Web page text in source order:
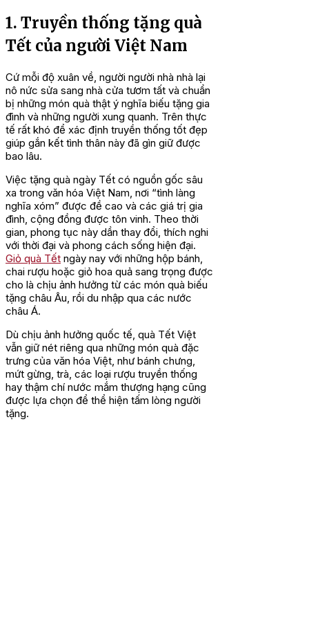
1. Truyền thống tặng quà
Tết của người Việt Nam
Cứ mỗi độ xuân về, người người nhà nhà lại
nô nức sửa sang nhà cửa tươm tất và chuẩn
bị những món quà thật ý nghĩa biếu tặng gia
đình và những người xung quanh. Trên thực
tế rất khó để xác định truyền thống tốt đẹp
giúp gắn kết tình thân này đã gìn giữ được
bao lâu.
Việc tặng quà ngày Tết có nguồn gốc sâu
xa trong văn hóa Việt Nam, nơi “tình làng
nghĩa xóm” được đề cao và các giá trị gia
đình, cộng đồng được tôn vinh. Theo thời
gian, phong tục này dần thay đổi, thích nghi
với thời đại và phong cách sống hiện đại.
Giỏ quà Tết ngày nay với những hộp bánh,
chai rượu hoặc giỏ hoa quả sang trọng được
cho là chịu ảnh hưởng từ các món quà biếu
tặng châu Âu, rồi du nhập qua các nước
châu Á.
Dù chịu ảnh hưởng quốc tế, quà Tết Việt
vẫn giữ nét riêng qua những món quà đặc
trưng của văn hóa Việt, như bánh chưng,
mứt gừng, trà, các loại rượu truyền thống
hay thậm chí nước mắm thượng hạng cũng
được lựa chọn để thể hiện tấm lòng người
tặng.